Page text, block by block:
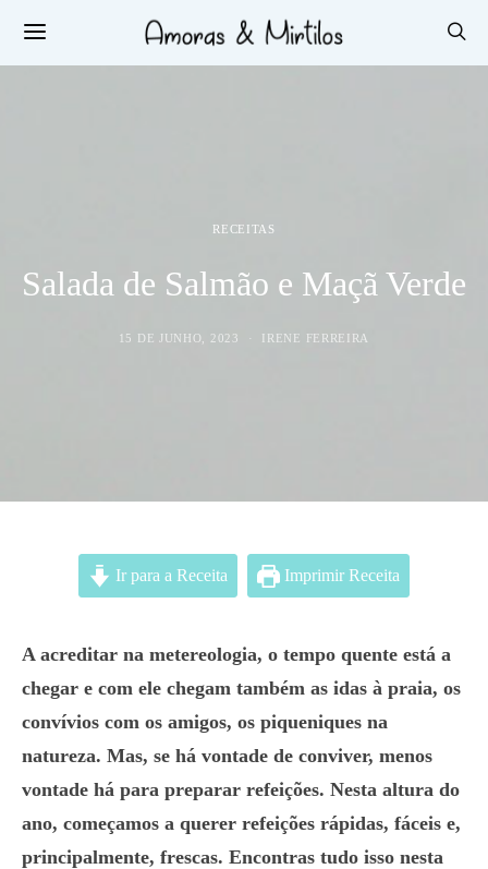
RECEITAS
Salada de Salmão e Maçã Verde
15 DE JUNHO, 2023 IRENE FERREIRA
Ir para a Receita Imprimir Receita
A acreditar na metereologia, o tempo quente está a
chegar e com ele chegam também as idas à praia, os
convívios com os amigos, os piqueniques na
natureza. Mas, se há vontade de conviver, menos
vontade há para preparar refeições. Nesta altura do
ano, começamos a querer refeições rápidas, fáceis e,
principalmente, frescas. Encontras tudo isso nesta